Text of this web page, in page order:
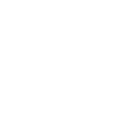
či potiahnutia prstom.